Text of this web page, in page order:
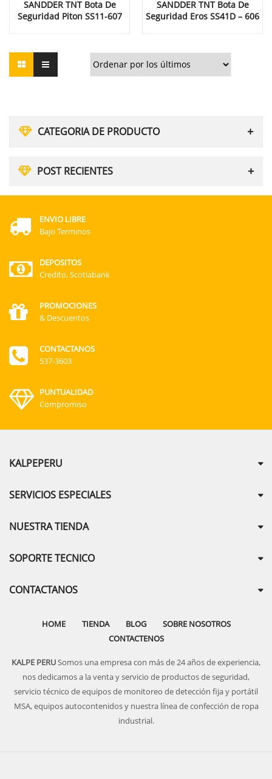
CATEGORIA DE PRODUCTO
POST RECIENTES
SANDDER TNT Bota De
Seguridad Piton SS11-607
SANDDER TNT Bota De
Seguridad Eros SS41D – 606
ENVIO LIBRE
Bajo Terminos
DEPOSITOS
Credito, Scotiabank
PROMOCIONES
& Descuentos
CONTACTANOS
537-3603
PUNTUALIDAD
Compromiso
KALPEPERU
SERVICIOS ESPECIALES
NUESTRA TIENDA
SOPORTE TECNICO
CONTACTANOS
HOME TIENDA BLOG
SOBRE NOSOTROS
CONTACTENOS
KALPE PERUSomos una empresa con más de 24 años de experiencia,
nos dedicamos a la venta y servicio de productos de seguridad,
servicio técnico de equipos de monitoreo de detección fija y portátil
MSA, equipos autocontenidos y nuestra línea de confección de ropa
industrial.